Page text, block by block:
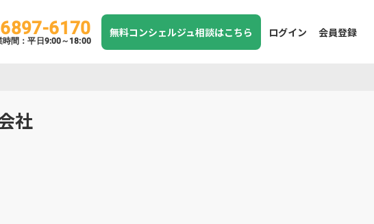
6170
時間：平日9:00～18:00
無料コンシェルジュ相談はこちら ログイン 会員登録
社